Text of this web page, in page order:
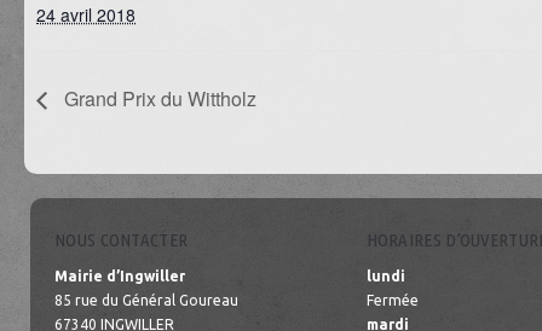
24 avril 2018
Grand Prix du Wittholz
NOUS CONTACTER
Mairie d’Ingwiller
85 rue du Général Goureau
67340 INGWILLER
HORAIRES
lundi
Fermée
mardi